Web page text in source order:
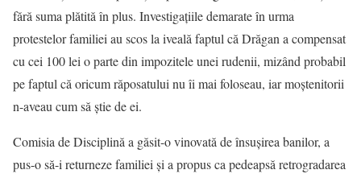
fără suma plătită în plus. Investigaţiile demarate în urma
protestelor familiei au scos la iveală faptul că Drăgan a compensat
cu cei 100 lei o parte din impozitele unei rudenii, mizând probabil
pe faptul că oricum răposatului nu îi mai foloseau, iar moştenitorii
n-aveau cum să ştie de ei.
Comisia de Disciplină a găsit-o vinovată de însuşirea banilor, a
pus-o să-i returneze familiei şi a propus ca pedeapsă retrogradarea